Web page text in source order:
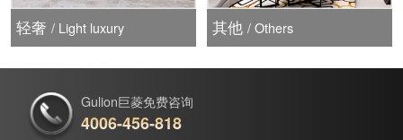
轻奢 / Light luxury 其他 / Others
Gulion巨菱免费咨询
4006-456-818